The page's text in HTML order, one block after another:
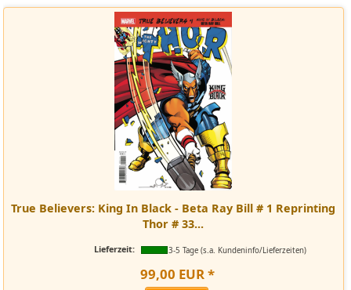
True Believers: King In Black - Beta Ray Bill # 1 Reprinting
Thor # 33...
Lieferzeit: 3-5 Tage (s.a. Kundeninfo/Lieferzeiten)
99,00 EUR*